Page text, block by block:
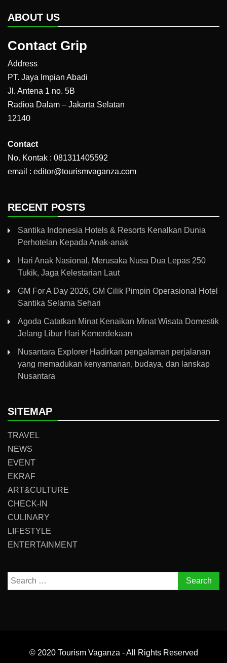
ABOUT US
Contact Grip
Address
PT. Jaya Impian Abadi
Jl. Antena 1 no. 5B
Radioa Dalam – Jakarta Selatan
12140
Contact
No. Kontak : 081311405592
email : editor@tourismvaganza.com
RECENT POSTS
Santika Indonesia Hotels & Resorts Kenalkan Dunia
Perhotelan Kepada Anak-anak
Hari Anak Nasional, Merusaka Nusa Dua Lepas 250
Tukik, Jaga Kelestarian Laut
GM For A Day 2026, GM Cilik Pimpin Operasional Hotel
Santika Selama Sehari
Agoda Catatkan Minat Kenaikan Minat Wisata Domestik
Jelang Libur Hari Kemerdekaan
Nusantara Explorer Hadirkan pengalaman perjalanan
yang memadukan kenyamanan, budaya, dan lanskap
Nusantara
SITEMAP
TRAVEL
NEWS
EVENT
EKRAF
ART&CULTURE
CHECK-IN
CULINARY
LIFESTYLE
ENTERTAINMENT
Search
for:
© 2020 Tourism Vaganza - All Rights Reserved